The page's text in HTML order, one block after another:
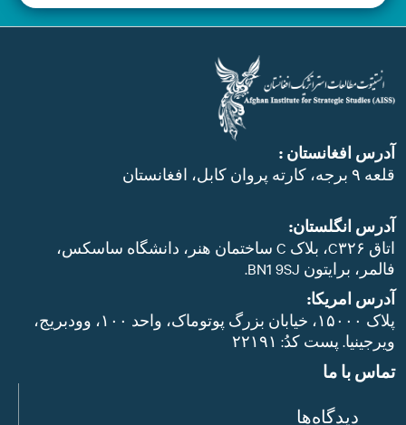
آدرس افغانستان :
قلعه ۹ برجه، کارته پروان کابل، افغانستان
آدرس انگلستان:
اتاق C۳۲۶، بلاک C ساختمان هنر، دانشگاه ساسکس،
فالمر، برایتون BN1 9SJ.
آدرس امریکا:
پلاک ۱۵۰۰۰، خیابان بزرگ پوتوماک، واحد ۱۰۰، وودبریج،
ویرجینیا. پست‌ کدُ: ۲۲۱۹۱
تماس با ما
دیدگاه‌ها